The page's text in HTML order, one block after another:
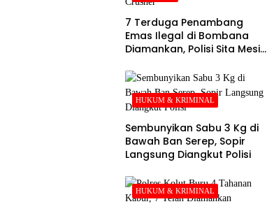
7 Terduga Penambang
Emas Ilegal di Bombana
Diamankan, Polisi Sita Mesin
HUKUM & KRIMINAL
Sembunyikan Sabu 3 Kg di
Bawah Ban Serep, Sopir
Langsung Diangkut Polisi
HUKUM & KRIMINAL